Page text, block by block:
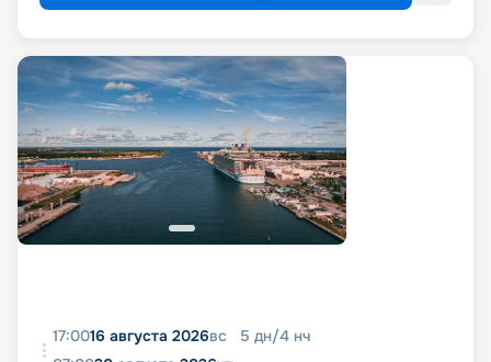
17:0016 августа 2026вс 5 дн/4 нч